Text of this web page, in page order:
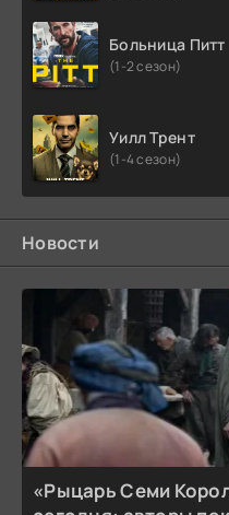
Больница Питт
(1-2 сезон)
Уилл Трент
(1-4 сезон)
Новости
«Рыцарь Семи